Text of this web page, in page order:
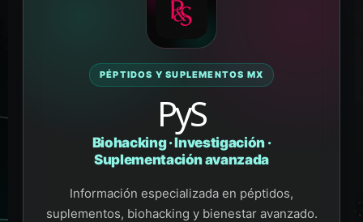
PÉPTIDOS Y SUPLEMENTOS MX
PyS
Biohacking · Investigación ·
Suplementación avanzada
Información especializada en péptidos,
suplementos, biohacking y bienestar avanzado.